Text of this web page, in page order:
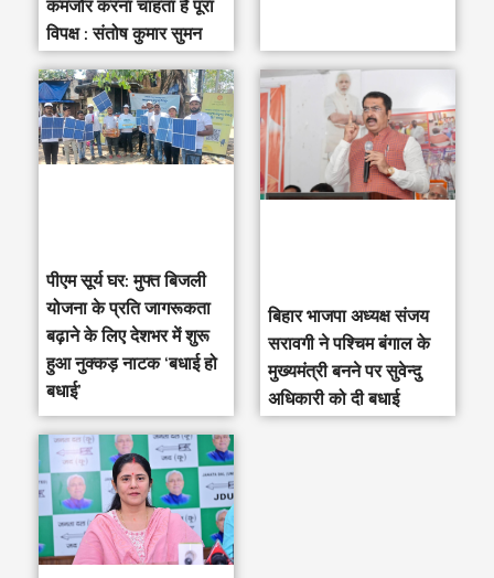
कमजोर करना चाहता है पूरा
विपक्ष : संतोष कुमार सुमन
पीएम सूर्य घर: मुफ्त बिजली
योजना के प्रति जागरूकता
बढ़ाने के लिए देशभर में शुरू
हुआ नुक्कड़ नाटक ‘बधाई हो
बधाई’
‎बिहार भाजपा अध्यक्ष संजय
सरावगी ने पश्चिम बंगाल के
मुख्यमंत्री बनने पर सुवेन्दु
अधिकारी को दी बधाई